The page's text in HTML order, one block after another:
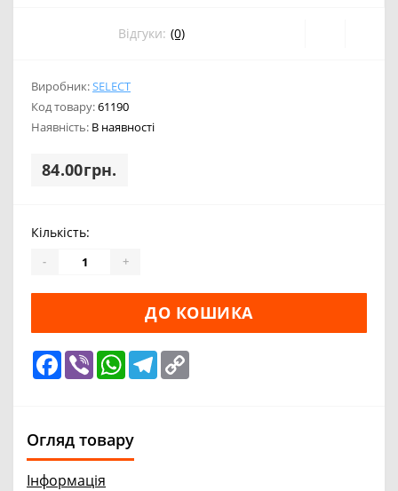
Відгуки: (0)
Виробник:SELECT
Код товару:61190
Наявність: В наявності
84.00грн.
Кількість:
- +
ДО КОШИКА
Facebook
Viber WhatsApp
Telegram
Огляд товару
Інформація